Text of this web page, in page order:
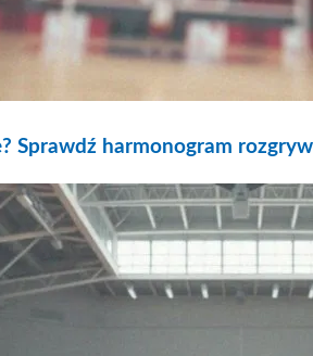
Sprawdź harmonogram